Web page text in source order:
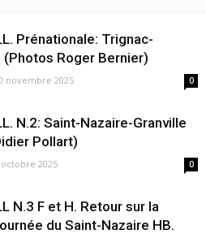
Prénationale: Trignac-
(Photos Roger Bernier)
novembre 2025 0
N.2: Saint-Nazaire-Granville
Pollart)
octobre 2025 0
N.3 F et H. Retour sur la
du Saint-Nazaire HB.